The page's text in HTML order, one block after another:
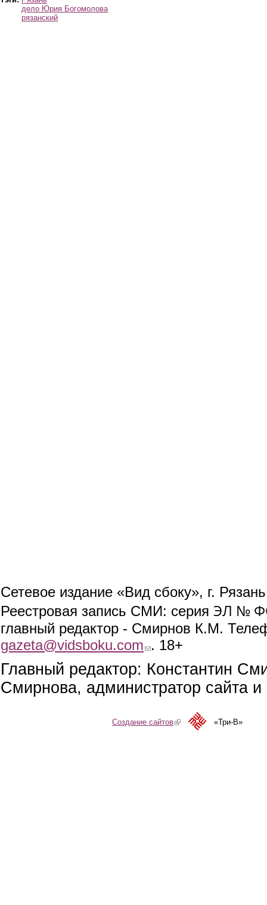
дело Юрия Богомолова
рязанский
Сетевое издание «Вид сбоку», г.
Реестровая запись СМИ: серия ЭЛ №
главный редактор - Смирнов К.М.
gazeta@vidsboku.com (link sends e-mail)
. 18+
Главный редактор: Константин
Смирнова, администратор сайта
Создание сайтов(link is external)«Три-В»